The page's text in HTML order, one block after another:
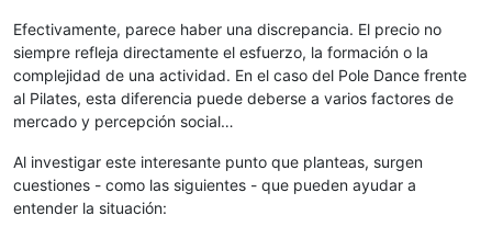
Efectivamente, parece haber una discrepancia. El precio no
siempre refleja directamente el esfuerzo, la formación o la
complejidad de una actividad. En el caso del Pole Dance frente
al Pilates, esta diferencia puede deberse a varios factores de
mercado y percepción social…
Al investigar este interesante punto que planteas, surgen
cuestiones - como las siguientes - que pueden ayudar a
entender la situación: